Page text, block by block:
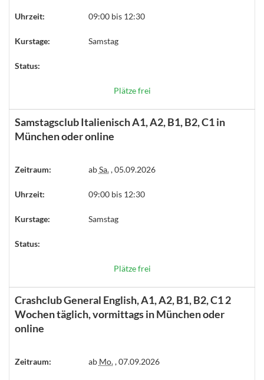
Uhrzeit: 09:00 bis 12:30
Kurstage: Samstag
Status:
Plätze frei
Samstagsclub Italienisch A1, A2, B1, B2, C1 in
München oder online
Zeitraum: abSa., 05.09.2026
Uhrzeit: 09:00 bis 12:30
Kurstage: Samstag
Status:
Plätze frei
Crashclub General English, A1, A2, B1, B2, C1 2
Wochen täglich, vormittags in München oder
online
Zeitraum: ab Mo., 07.09.2026